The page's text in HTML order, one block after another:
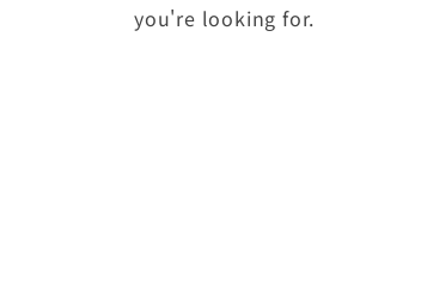
you're looking for.